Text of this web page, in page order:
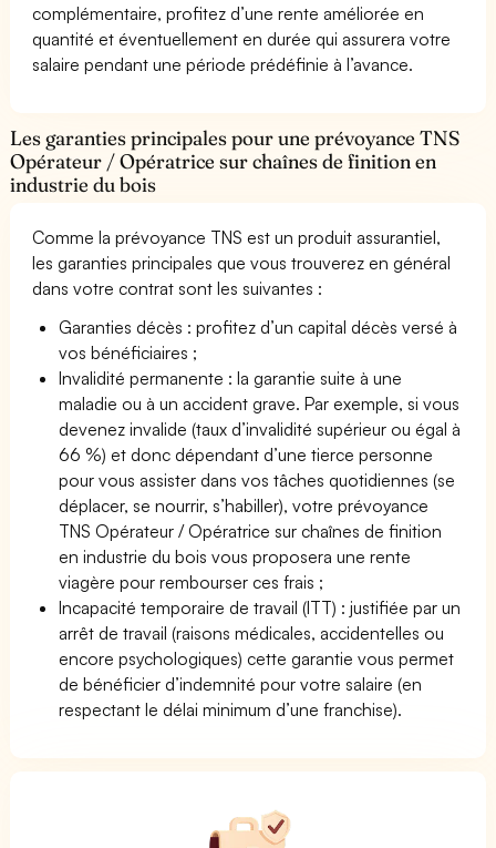
complémentaire, profitez d’une rente améliorée en
quantité et éventuellement en durée qui assurera votre
salaire pendant une période prédéfinie à l’avance.
Les garanties principales pour une prévoyance TNS
Opérateur / Opératrice sur chaînes de finition en
industrie du bois
Comme la prévoyance TNS est un produit assurantiel,
les garanties principales que vous trouverez en général
dans votre contrat sont les suivantes :
Garanties décès : profitez d’un capital décès versé à
vos bénéficiaires ;
Invalidité permanente : la garantie suite à une
maladie ou à un accident grave. Par exemple, si vous
devenez invalide (taux d’invalidité supérieur ou égal à
66 %) et donc dépendant d’une tierce personne
pour vous assister dans vos tâches quotidiennes (se
déplacer, se nourrir, s’habiller), votre prévoyance
TNS Opérateur / Opératrice sur chaînes de finition
en industrie du bois vous proposera une rente
viagère pour rembourser ces frais ;
Incapacité temporaire de travail (ITT) : justifiée par un
arrêt de travail (raisons médicales, accidentelles ou
encore psychologiques) cette garantie vous permet
de bénéficier d’indemnité pour votre salaire (en
respectant le délai minimum d’une franchise).